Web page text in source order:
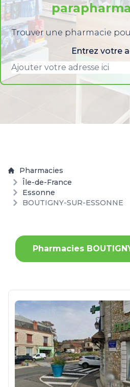
Trouver une pharmacie
Entrez votre
Pharmacies
Île-de-France
Essonne
BOUTIGNY-SUR-ESSONNE
Pharmacies